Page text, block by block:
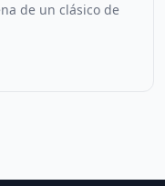
de un clásico de